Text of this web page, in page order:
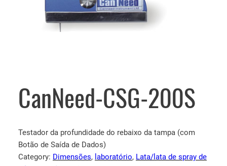
CanNeed-CSG-200S
Testador da profundidade do rebaixo da tampa (com
Botão de Saída de Dados)
Category: Dimensões, laboratório, Lata/lata de spray de